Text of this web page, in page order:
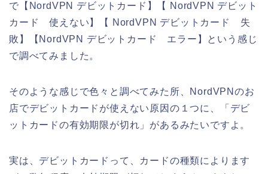
で【NordVPN デビットカード】【 NordVPN デビット
カード 使えない】【 NordVPN デビットカード 失
敗】【NordVPN デビットカード エラー】という感じ
で調べてみました。
そのような感じで色々と調べてみた所、NordVPNのお
店でデビットカードが使えない原因の１つに、「デビ
ットカードの有効期限が切れ」があるみたいですよ。
実は、デビットカードって、カードの種類によります